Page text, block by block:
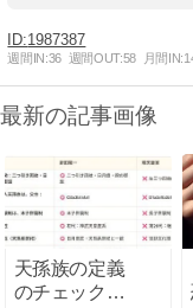
1987387
週間IN:36 週間OUT:58 月間IN:
最新の記事画像
天孫族の定義
のチェックポ